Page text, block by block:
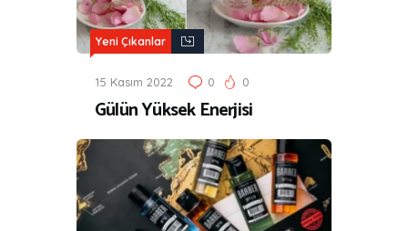
Yeni Çıkanlar
15 Kasım 2022 0 0
Gülün Yüksek Enerjisi